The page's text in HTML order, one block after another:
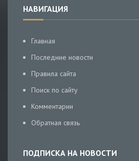
НАВИГАЦИЯ
Главная
Последние новости
Правила сайта
Поиск по сайту
Комментарии
Обратная связь
ПОДПИСКА НА НОВОСТИ